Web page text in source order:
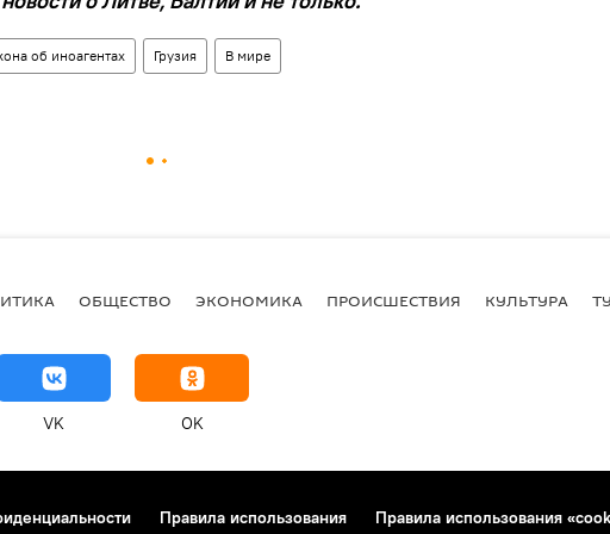
об иноагентах Грузия В мире
ОБЩЕСТВО ЭКОНОМИКА ПРОИСШЕСТВИЯ КУЛЬТУРА
VK OK
Правила использования Правила использования